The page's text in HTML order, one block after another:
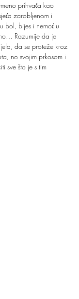
prihvaća kao
zarobljenom i
bol, bijes i nemoć u
Razumije da je
da se proteže kroz
no svojim prkosom i
sve što je s tim